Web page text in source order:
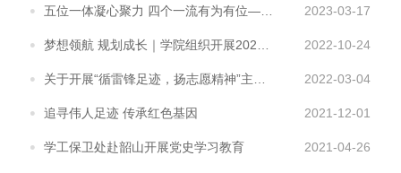
2023-03-17
2022-10-24
2022-03-04
追寻伟人足迹 传承红色基因 2021-12-01
学工保卫处赴韶山开展党史学习教育 2021-04-26